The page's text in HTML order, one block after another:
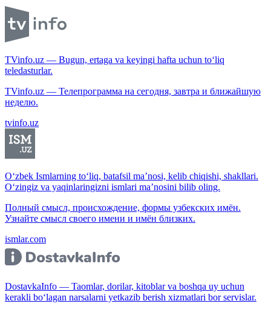
TVinfo.uz — Bugun, ertaga va keyingi hafta uchun to‘liq
teledasturlar.
TVinfo.uz — Телепрограмма на сегодня, завтра и ближайшую
неделю.
tvinfo.uz
O‘zbek Ismlarning to‘liq, batafsil ma’nosi, kelib chiqishi, shakllari.
O‘zingiz va yaqinlaringizni ismlari ma’nosini bilib oling.
Полный смысл, происхождение, формы узбекских имён.
Узнайте смысл своего имени и имён близких.
ismlar.com
DostavkaInfo — Taomlar, dorilar, kitoblar va boshqa uy uchun
kerakli bo‘lagan narsalarni yetkazib berish xizmatlari bor servislar.